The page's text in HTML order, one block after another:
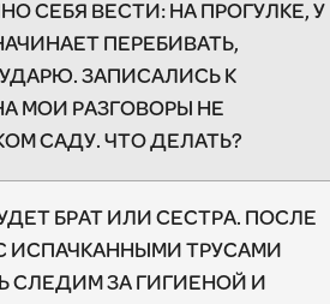
СЕБЯ ВЕСТИ: НА ПРОГУЛКЕ, У
ПЕРЕБИВАТЬ,
ЗАПИСАЛИСЬ К
МОИ РАЗГОВОРЫ НЕ
САДУ. ЧТО ДЕЛАТЬ?
БРАТ ИЛИ СЕСТРА. ПОСЛЕ
ИСПАЧКАННЫМИ ТРУСАМИ
СЛЕДИМ ЗА ГИГИЕНОЙ И